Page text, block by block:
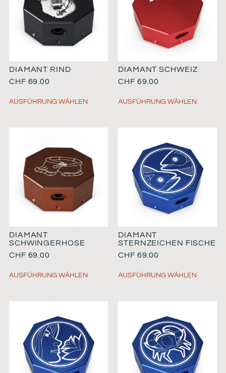
DIAMANT RIND
CHF 69.00
AUSFÜHRUNG WÄHLEN
DIAMANT SCHWEIZ
CHF 69.00
AUSFÜHRUNG WÄHLEN
DIAMANT
SCHWINGERHOSE
CHF 69.00
AUSFÜHRUNG WÄHLEN
DIAMANT
STERNZEICHEN FISCHE
CHF 69.00
AUSFÜHRUNG WÄHLEN